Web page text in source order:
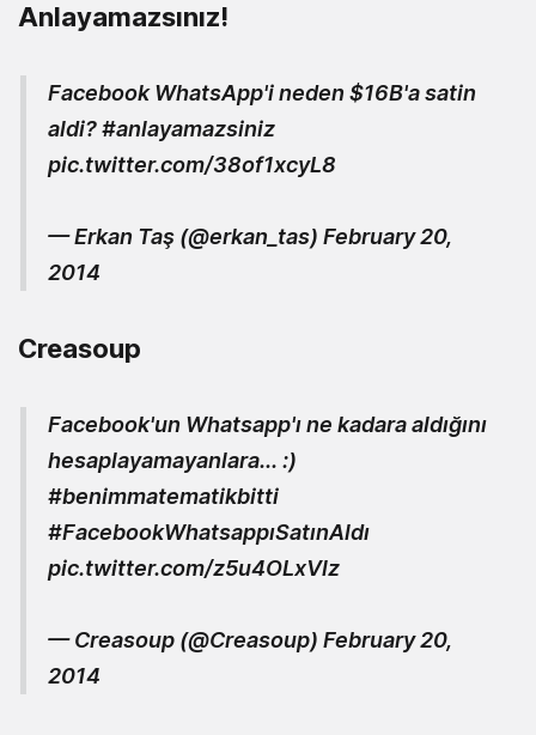
Anlayamazsınız!
Facebook WhatsApp'i neden $16B'a satin
aldi?#anlayamazsiniz
pic.twitter.com/38of1xcyL8
— Erkan Taş (@erkan_tas) February 20,
2014
Creasoup
Facebook'un Whatsapp'ı ne kadara aldığını
hesaplayamayanlara... :)
#benimmatematikbitti
#FacebookWhatsappıSatınAldı
pic.twitter.com/z5u4OLxVlz
— Creasoup (@Creasoup) February 20,
2014